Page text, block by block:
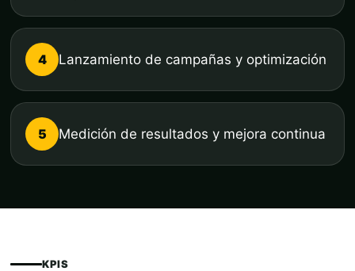
4 Lanzamiento de campañas y optimización
5 Medición de resultados y mejora continua
KPIS